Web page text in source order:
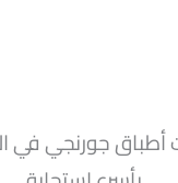
أطباق جورنجي في